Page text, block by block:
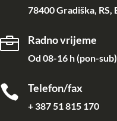
78400 Gradiška, RS,
 Radno vrijeme
Od 08-16 h (pon-sub)
 Telefon/fax
+ 387 51 815 170